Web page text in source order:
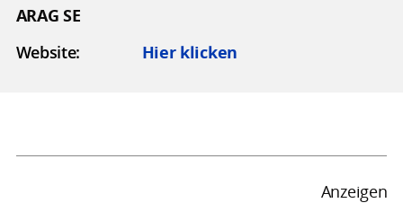
ARAG SE
Website:
Hier klicken
Anzeigen